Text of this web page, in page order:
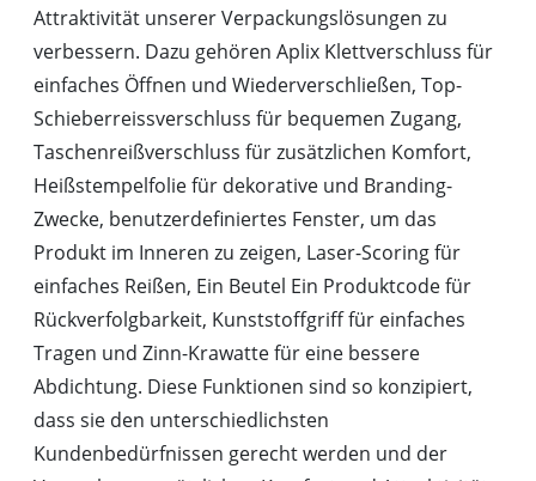
Attraktivität unserer Verpackungslösungen zu
verbessern. Dazu gehören Aplix Klettverschluss für
einfaches Öffnen und Wiederverschließen, Top-
Schieberreissverschluss für bequemen Zugang,
Taschenreißverschluss für zusätzlichen Komfort,
Heißstempelfolie für dekorative und Branding-
Zwecke, benutzerdefiniertes Fenster, um das
Produkt im Inneren zu zeigen, Laser-Scoring für
einfaches Reißen, Ein Beutel Ein Produktcode für
Rückverfolgbarkeit, Kunststoffgriff für einfaches
Tragen und Zinn-Krawatte für eine bessere
Abdichtung. Diese Funktionen sind so konzipiert,
dass sie den unterschiedlichsten
Kundenbedürfnissen gerecht werden und der